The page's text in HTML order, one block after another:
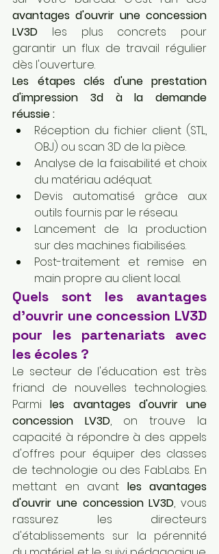
avantages d'ouvrir une concession
LV3D les plus concrets pour
garantir un flux de travail régulier
dès l'ouverture.
Les étapes clés d'une prestation
d'impression 3d à la demande
réussie :
Réception du fichier client (STL,
OBJ) ou scan 3D de la pièce.
Analyse de la faisabilité et choix
du matériau adéquat.
Devis automatisé grâce aux
outils fournis par le réseau.
Lancement de la production
sur des machines fiabilisées.
Post-traitement et remise en
main propre au client local.
Quels sont les avantages
d'ouvrir une concession LV3D
pour les partenariats avec
les écoles ?
Le secteur de l'éducation est très
friand de nouvelles technologies.
Parmi les avantages d'ouvrir une
concession LV3D, on trouve la
capacité à répondre à des appels
d'offres pour équiper des classes
de technologie ou des FabLabs. En
mettant en avant les avantages
d'ouvrir une concession LV3D, vous
rassurez les directeurs
d'établissements sur la pérennité